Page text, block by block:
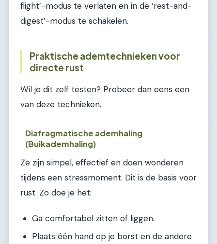
flight’-modus te verlaten en in de ‘rest-and-
digest’-modus te schakelen.
Praktische ademtechnieken voor
directe rust
Wil je dit zelf testen? Probeer dan eens een
van deze technieken.
Diafragmatische ademhaling
(Buikademhaling)
Ze zijn simpel, effectief en doen wonderen
tijdens een stressmoment. Dit is de basis voor
rust. Zo doe je het:
Ga comfortabel zitten of liggen.
Plaats één hand op je borst en de andere